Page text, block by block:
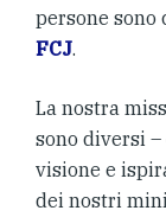
persone sono
FCJ.
La nostra
sono diversi
visione e
dei nostri